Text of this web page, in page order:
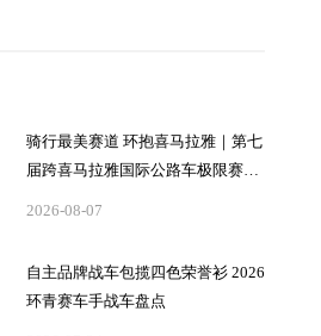
骑行最美赛道 环抱喜马拉雅｜第七
届跨喜马拉雅国际公路车极限赛落
2026-08-07
自主品牌战车包揽四色荣誉衫 2026
环青赛车手战车盘点